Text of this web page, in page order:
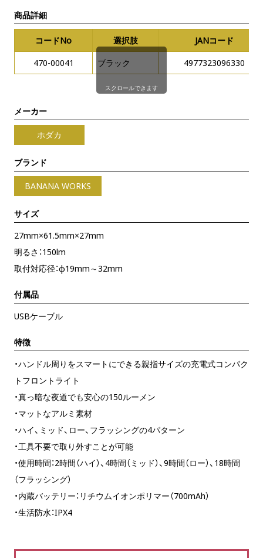
商品詳細
コードNo 選択肢
JANコード
470-00041
ブラック 4977323096330
スクロールできます
メーカー
ホダカ
ブランド
BANANA WORKS
サイズ
27mm×61.5mm×27mm
明るさ：150lm
取付対応径：φ19mm～32mm
付属品
USBケーブル
特徴
・ハンドル周りをスマートにできる親指サイズの充電式コンパク
トフロントライト
・真っ暗な夜道でも安心の150ルーメン
・マットなアルミ素材
・ハイ、ミッド、ロー、フラッシングの4パターン
・工具不要で取り外すことが可能
・使用時間：2時間（ハイ）、4時間（ミッド）、9時間（ロー）、18時間
（フラッシング）
・内蔵バッテリー：リチウムイオンポリマー（700mAh）
・生活防水：IPX4